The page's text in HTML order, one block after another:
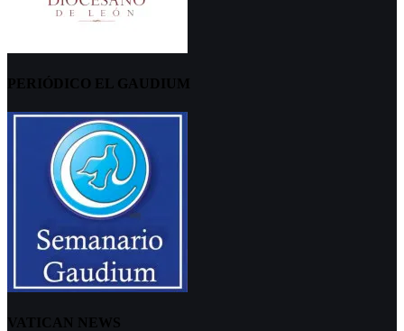
PERIÓDICO EL GAUDIUM
VATICAN NEWS